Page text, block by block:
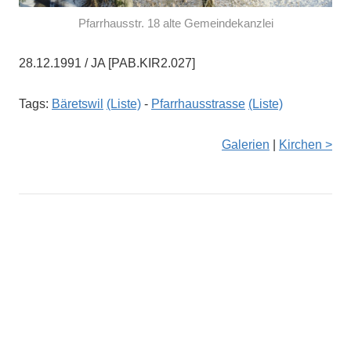
Pfarrhausstr. 18 alte Gemeindekanzlei
28.12.1991 / JA [PAB.KIR2.027]
Tags: Bäretswil (Liste) - Pfarrhausstrasse (Liste)
Galerien Kirchen >